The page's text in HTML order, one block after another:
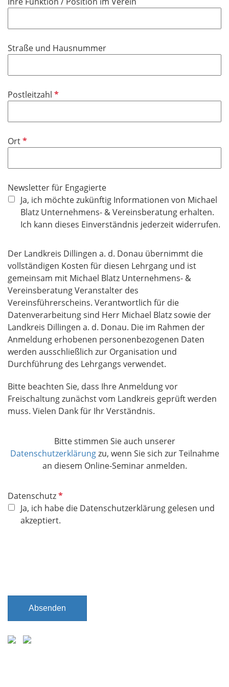
e
d
Straße und Hausnummer
Postleitzahl P
t
e
l
d
OrtP
c
h
t
f
l
d
Newsletter für Engagierte
Ja, ich möchte zukünftig Informationen von Michael
Blatz Unternehmens- & Vereinsberatung erhalten.
Ich kann dieses Einverständnis jederzeit widerrufen.
Der Landkreis Dillingen a. d. Donau übernimmt die
vollständigen Kosten für diesen Lehrgang und ist
gemeinsam mit Michael Blatz Unternehmens- &
Vereinsberatung Veranstalter des
Vereinsführerscheins. Verantwortlich für die
Datenverarbeitung sind Herr Michael Blatz sowie der
Landkreis Dillingen a. d. Donau. Die im Rahmen der
Anmeldung erhobenen personenbezogenen Daten
werden ausschließlich zur Organisation und
Durchführung des Lehrgangs verwendet.
Bitte beachten Sie, dass Ihre Anmeldung vor
Freischaltung zunächst vom Landkreis geprüft werden
muss. Vielen Dank für Ihr Verständnis.
Bitte stimmen Sie auch unserer
Datenschutzerklärungzu, wenn Sie sich zur Teilnahme
an diesem Online-Seminar anmelden.
DatenschutzP
f
l
e
l
Ja, ich habe die Datenschutzerklärung gelesen und
akzeptiert.
Absenden